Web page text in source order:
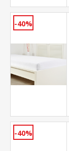
-40%
-40%